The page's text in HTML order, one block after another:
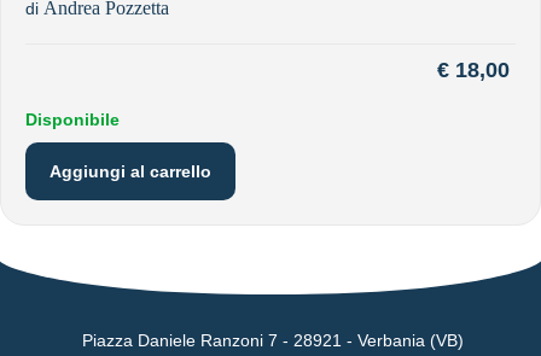
di Andrea Pozzetta
€ 18,00
Disponibile
Aggiungi al carrello
Piazza Daniele Ranzoni 7 - 28921 - Verbania (VB)